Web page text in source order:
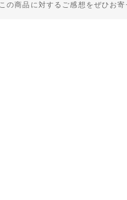
この商品に対するご感想をぜひお